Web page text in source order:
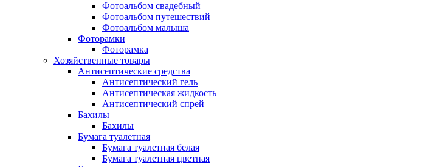
Фотоальбом свадебный
Фотоальбом путешествий
Фотоальбом малыша
Фоторамки
Фоторамка
Хозяйственные товары
Антисептические средства
Антисептический гель
Антисептическая жидкость
Антисептический спрей
Бахилы
Бахилы
Бумага туалетная
Бумага туалетная белая
Бумага туалетная цветная